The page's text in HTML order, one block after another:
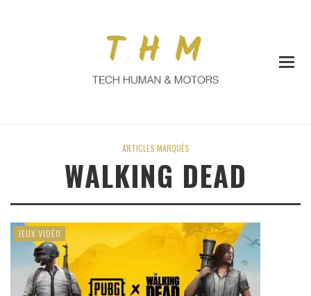
ARTICLES MARQUÉS
WALKING DEAD
JEUX VIDÉO